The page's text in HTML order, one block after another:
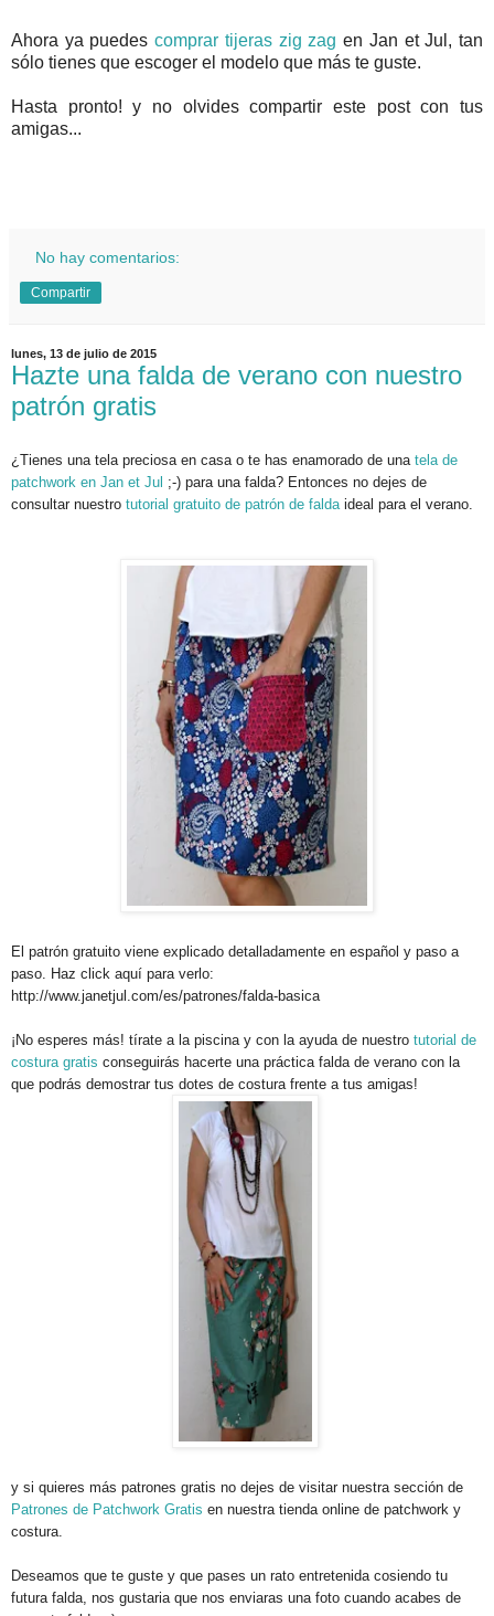
Ahora ya puedescomprar tijeras zig zag en Jan et Jul, tan
sólo tienes que escoger el modelo que más te guste.
Hasta pronto! y no olvides compartir este post con tus
amigas...
No hay comentarios:
Compartir
lunes, 13 de julio de 2015
Hazte una falda de verano con nuestro
patrón gratis
¿Tienes una tela preciosa en casa o te has enamorado de una tela de
patchwork en Jan et Jul ;-) para una falda? Entonces no dejes de
consultar nuestro tutorial gratuito de patrón de faldaideal para el verano.
El patrón gratuito viene explicado detalladamente en español y paso a
paso. Haz click aquí para verlo:
http://www.janetjul.com/es/patrones/falda-basica
¡No esperes más! tírate a la piscina y con la ayuda de nuestro tutorial de
costura gratis conseguirás hacerte una práctica falda de verano con la
que podrás demostrar tus dotes de costura frente a tus amigas!
y si quieres más patrones gratis no dejes de visitar nuestra sección de
Patrones de Patchwork Gratis en nuestra tienda online de patchwork y
costura.
Deseamos que te guste y que pases un rato entretenida cosiendo tu
futura falda, nos gustaria que nos enviaras una foto cuando acabes de